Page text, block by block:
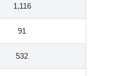
1,116
91
532